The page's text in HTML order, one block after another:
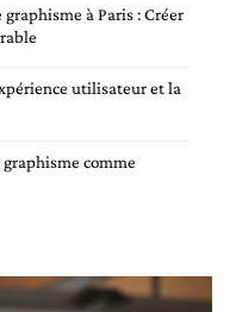
graphisme à Paris : Créer
utilisateur et la
comme